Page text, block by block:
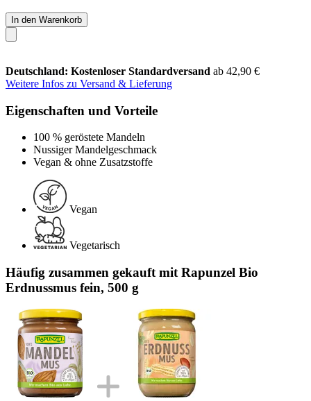
In den Warenkorb
Deutschland: Kostenloser Standardversand ab 42,90 €
Weitere Infos zu Versand & Lieferung
Eigenschaften und Vorteile
100 % geröstete Mandeln
Nussiger Mandelgeschmack
Vegan & ohne Zusatzstoffe
Vegan
Vegetarisch
Häufig zusammen gekauft mit Rapunzel Bio
Erdnussmus fein, 500 g